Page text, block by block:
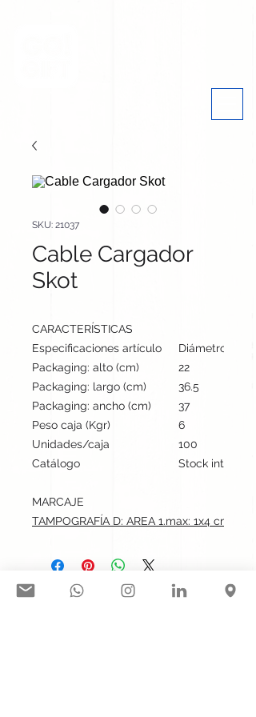
SKU: 21037
Cable Cargador
Skot
CARACTERÍSTICAS
Especificaciones artículo
Diámetro: 1.3
Packaging: alto (cm)
22
Packaging: largo (cm)
36.5
Packaging: ancho (cm)
37
Peso caja (Kgr)
6
Unidades/caja
100
Catálogo
Stock
MARCAJE
TAMPOGRAFÍA D: AREA 1.max: 1x4 cm
Síguenos en nuestras redes